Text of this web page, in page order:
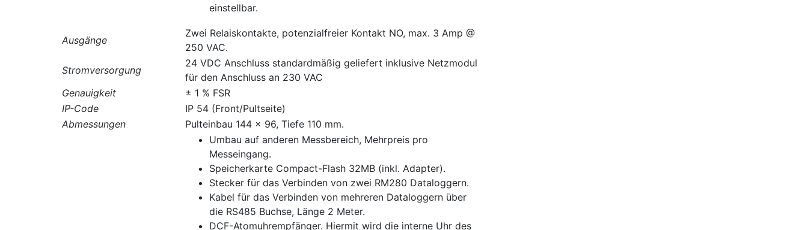
einstellbar.
Ausgänge
Zwei Relaiskontakte, potenzialfreier Kontakt NO, max. 3 Amp @
250 VAC.
Stromversorgung
24 VDC Anschluss standardmäßig geliefert inklusive Netzmodul
für den Anschluss an 230 VAC
Genauigkeit
± 1 % FSR
IP-Code
IP 54 (Front/Pultseite)
Abmessungen
Pulteinbau 144 x 96, Tiefe 110 mm.
Umbau auf anderen Messbereich, Mehrpreis pro
Messeingang.
Speicherkarte Compact-Flash 32MB (inkl. Adapter).
Stecker für das Verbinden von zwei RM280 Dataloggern.
Kabel für das Verbinden von mehreren Dataloggern über
die RS485 Buchse, Länge 2 Meter.
DCF-Atomuhrempfänger. Hiermit wird die interne Uhr des